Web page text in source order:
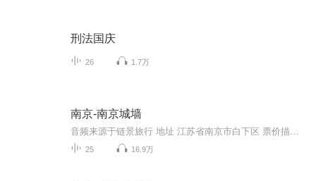
刑法国庆
26 1.7万
南京-南京城墙
25 16.9万